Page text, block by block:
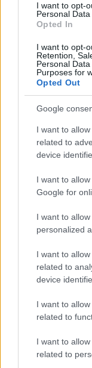
I want to opt-
Personal Data
Opted In
I want to opt-
Retention,
Personal
Purposes for
Opted Out
Google
I want to
related to
device
I want to
Google for
I want to
personalized
I want to
related to
device
I want to
related to
I want to
related to
tanulmányozta
emberiség
hogy valaha az
mondhatott
évszázadok
parancsára a
ellen) vesztette
akadályozta
katonai
Föderáció elleni
abszolút
rá bizonyíték,
romulánoktól,
kísérleti
lehetővé tette,
tüzelhessen.